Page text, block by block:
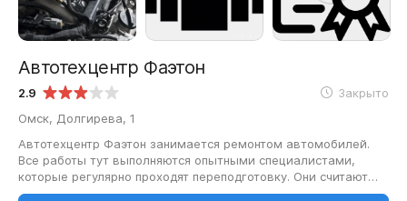
2.9 Закрыто
Автотехцентр Фаэтон
Омск, Долгирева, 1
Автотехцентр Фаэтон занимается ремонтом автомобилей.
Все работы тут выполняются опытными специалистами,
которые регулярно проходят переподготовку. Они считают
это необходимым, ведь модельный…